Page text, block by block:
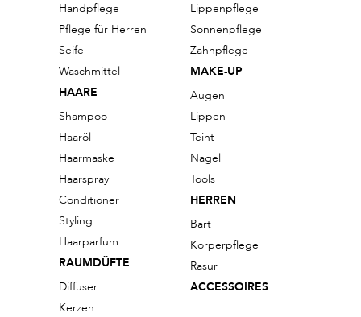
Handpflege
Pflege für Herren
Seife
Waschmittel
HAARE
Shampoo
Haaröl
Haarmaske
Haarspray
Conditioner
Styling
Haarparfum
RAUMDÜFTE
Diffuser
Kerzen
Lippenpflege
Sonnenpflege
Zahnpflege
MAKE-UP
Augen
Lippen
Teint
Nägel
Tools
HERREN
Bart
Körperpflege
Rasur
ACCESSOIRES